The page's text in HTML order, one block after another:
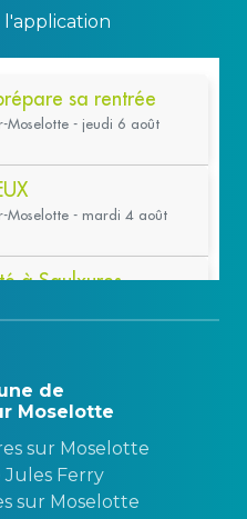
de
Moselotte
sur Moselotte
Ferry
sur Moselotte